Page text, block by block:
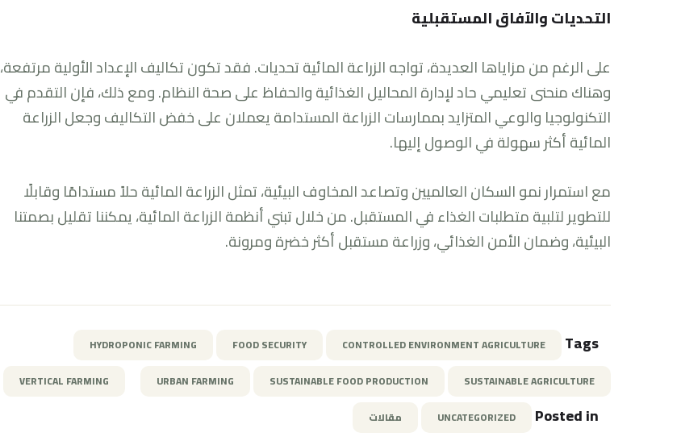
التحديات والآفاق المستقبلية
على الرغم من مزاياها العديدة، تواجه الزراعة المائية تحديات. فقد تكون تكاليف الإعداد الأولية مرتفعة،
وهناك منحنى تعليمي حاد لإدارة المحاليل الغذائية والحفاظ على صحة النظام. ومع ذلك، فإن التقدم في
التكنولوجيا والوعي المتزايد بممارسات الزراعة المستدامة يعملان على خفض التكاليف وجعل الزراعة
المائية أكثر سهولة في الوصول إليها.
مع استمرار نمو السكان العالميين وتصاعد المخاوف البيئية، تمثل الزراعة المائية حلاً مستدامًا وقابلًا
للتطوير لتلبية متطلبات الغذاء في المستقبل. من خلال تبني أنظمة الزراعة المائية، يمكننا تقليل بصمتنا
البيئية، وضمان الأمن الغذائي، وزراعة مستقبل أكثر خضرة ومرونة.
Tags
CONTROLLED ENVIRONMENT AGRICULTURE
FOOD SECURITY
HYDROPONIC FARMING
SUSTAINABLE AGRICULTURE
SUSTAINABLE FOOD PRODUCTION
URBAN FARMING
VERTICAL FARMING
Posted in
UNCATEGORIZED مقالات